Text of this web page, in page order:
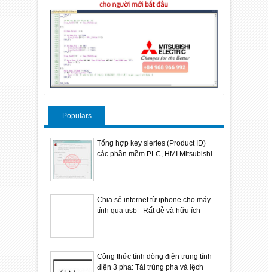
Populars
Tổng hợp key sieries (Product ID)
các phần mềm PLC, HMI Mitsubishi
Chia sẻ internet từ iphone cho máy
tính qua usb - Rất dễ và hữu ích
Công thức tính dòng điện trung tính
điện 3 pha: Tải trùng pha và lệch